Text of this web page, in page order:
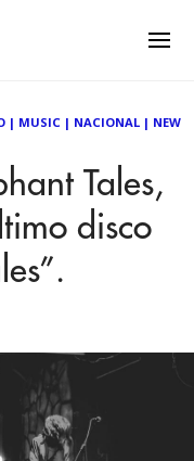
| MUSIC | NACIONAL | NEW
Tales,
disco